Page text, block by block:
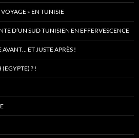
» EN TUNISIE
D’UN SUD TUNISIEN EN EFFERVESCENCE
ET JUSTE APRÈS !
? !